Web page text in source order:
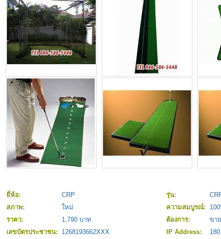
ยี่ห้อ: CRP รุ่น:
สภาพ:
ใหม่ ความสมบูรณ์:
ราคา:
1,790 บาท ต้องการ:
ขาย
เลขบัตรประชาชน:
1268193662XXX IP Address: